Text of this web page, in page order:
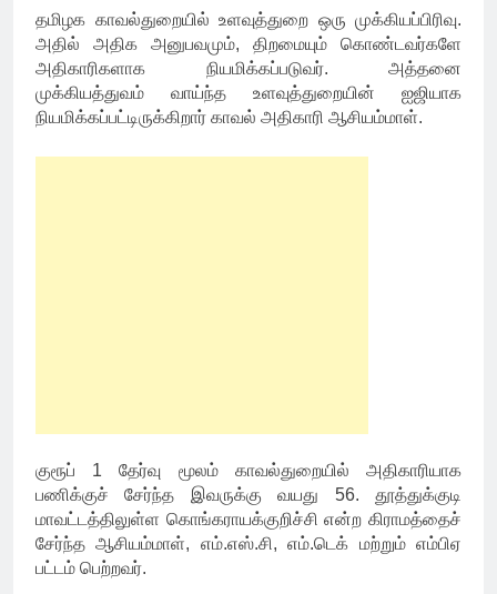
தமிழக காவல்துறையில் உளவுத்துறை ஒரு முக்கியப்பிரிவு.
அதில் அதிக அனுபவமும், திறமையும் கொண்டவர்களே
அதிகாரிகளாக நியமிக்கப்படுவர். அத்தனை
முக்கியத்துவம் வாய்ந்த உளவுத்துறையின் ஐஜியாக
நியமிக்கப்பட்டிருக்கிறார் காவல் அதிகாரி ஆசியம்மாள்.
குரூப் 1 தேர்வு மூலம் காவல்துறையில் அதிகாரியாக
பணிக்குச் சேர்ந்த இவருக்கு வயது 56. தூத்துக்குடி
மாவட்டத்திலுள்ள கொங்கராயக்குறிச்சி என்ற கிராமத்தைச்
சேர்ந்த ஆசியம்மாள், எம்.எஸ்.சி, எம்.டெக் மற்றும் எம்பிஏ
பட்டம் பெற்றவர்.